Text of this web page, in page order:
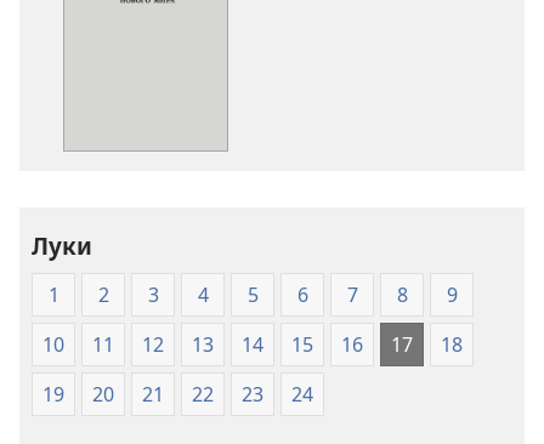
года)года)
Луки
1 2 3 4 5 6 7 8
9
10
11 12 13 14 15 16 17
18
19
20 21 22 23 24